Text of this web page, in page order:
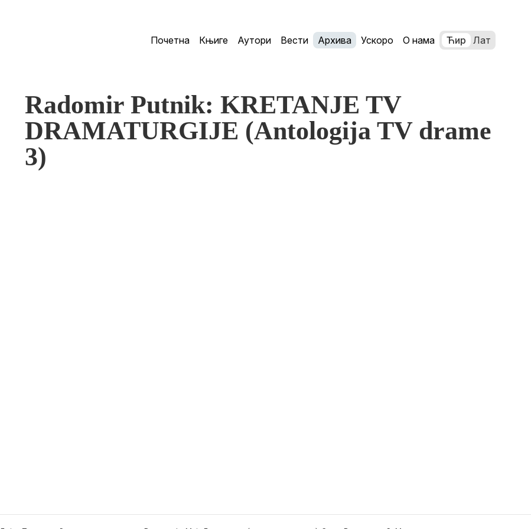
Почетна Књиге Аутори Вести Архива Ускоро О нама Ћир Лат
Radomir Putnik: KRETANJE TV
DRAMATURGIJE (Antologija TV drame
3)